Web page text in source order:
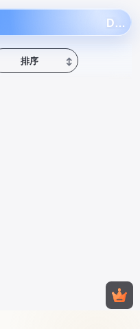
排序 ↕
Denoiser